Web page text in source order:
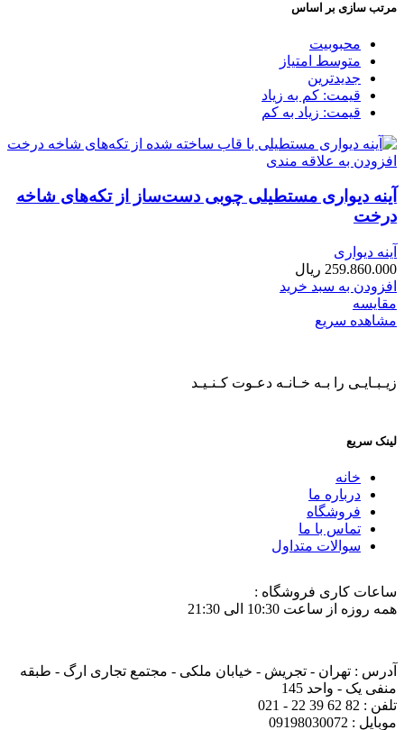
مرتب سازی بر اساس
محبوبیت
متوسط امتیاز
جدیدترین
قیمت: کم به زیاد
قیمت: زیاد به کم
افزودن به علاقه مندی
آینه دیواری مستطیلی چوبی دست‌ساز از تکه‌های شاخه
درخت
آینه دیواری
259.860.000 ریال
افزودن به سبد خرید
مقایسه
مشاهده سریع
زیـبـایـی را بـه خـانـه دعـوت کـنـیـد
لینک سریع
خانه
درباره ما
فروشگاه
تماس با ما
سوالات متداول
ساعات کاری فروشگاه :
همه روزه از ساعت 10:30 الی 21:30
آدرس : تهران - تجریش - خیابان ملکی - مجتمع تجاری ارگ - طبقه
منفی یک - واحد 145
تلفن : 82 62 39 22 - 021
موبایل : 09198030072